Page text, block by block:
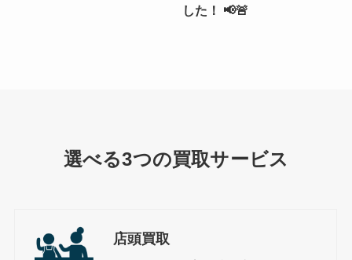
した！ 📢🚨
選べる3つの買取サービス
店頭買取